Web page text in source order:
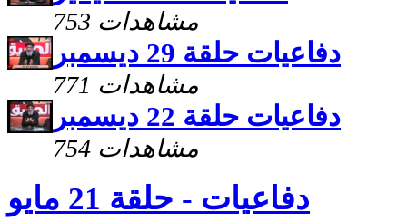
753 مشاهدات
دفاعيات حلقة 29 ديسمبر
771 مشاهدات
دفاعيات حلقة 22 ديسمبر
754 مشاهدات
دفاعيات - حلقة 21 مايو